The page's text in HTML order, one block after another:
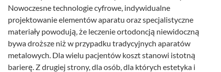
Nowoczesne technologie cyfrowe, indywidualne
projektowanie elementów aparatu oraz specjalistyczne
materiały powodują, że leczenie ortodoncją niewidoczną
bywa droższe niż w przypadku tradycyjnych aparatów
metalowych. Dla wielu pacjentów koszt stanowi istotną
barierę. Z drugiej strony, dla osób, dla których estetyka i